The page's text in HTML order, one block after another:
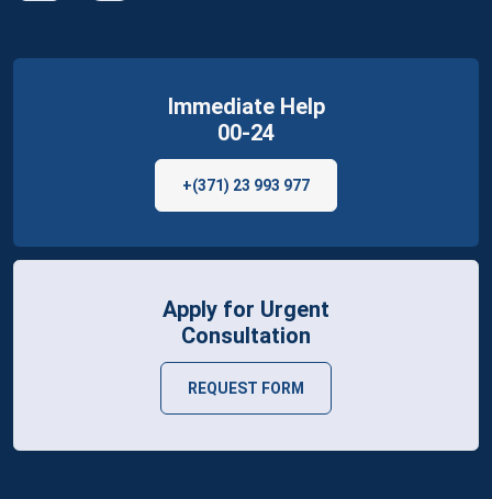
Immediate Help
00-24
+(371) 23 993 977
Apply for Urgent
Consultation
REQUEST FORM